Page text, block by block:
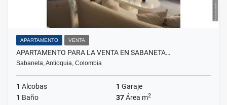
APARTAMENTO VENTA
APARTAMENTO PARA LA VENTA EN SABANETA…
Sabaneta, Antioquia, Colombia
1 Alcobas 1 Garaje
1 Baño 37Área m2